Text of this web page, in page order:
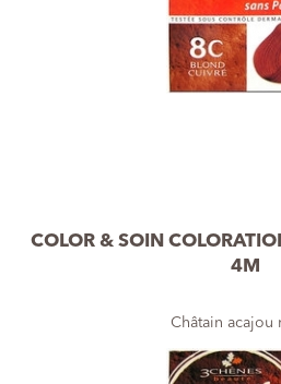
COLOR & SOIN
4M
Châtain acajou